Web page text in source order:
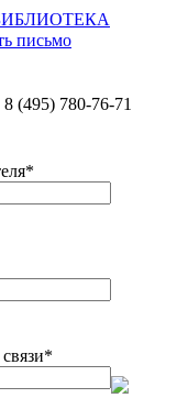
8 (495) 780-76-71